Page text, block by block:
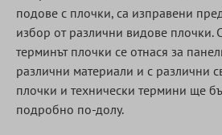
подове с плочки, са изправени
избор от различни видове плочки.
терминът плочки се отнася за
различни материали и с различни
плочки и технически термини ще
подробно по-долу.